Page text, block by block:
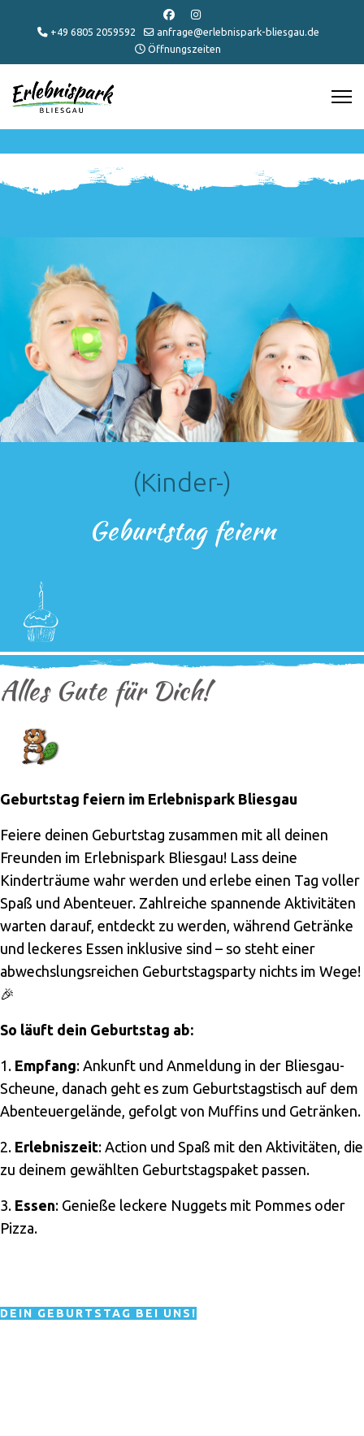
+49 6805 2059592
anfrage@erlebnispark-bliesgau.de
Öffnungszeiten
(Kinder-)
Geburtstag feiern
Alles Gute für Dich!
Geburtstag feiern im Erlebnispark Bliesgau
Feiere deinen Geburtstag zusammen mit all deinen
Freunden im Erlebnispark Bliesgau! Lass deine
Kinderträume wahr werden und erlebe einen Tag voller
Spaß und Abenteuer. Zahlreiche spannende Aktivitäten
warten darauf, entdeckt zu werden, während Getränke
und leckeres Essen inklusive sind – so steht einer
abwechslungsreichen Geburtstagsparty nichts im Wege!
🎉
So läuft dein Geburtstag ab:
1. Empfang: Ankunft und Anmeldung in der Bliesgau-
Scheune, danach geht es zum Geburtstagstisch auf dem
Abenteuergelände, gefolgt von Muffins und Getränken.
2. Erlebniszeit: Action und Spaß mit den Aktivitäten, die
zu deinem gewählten Geburtstagspaket passen.
3. Essen: Genieße leckere Nuggets mit Pommes oder
Pizza.
DEIN GEBURTSTAG BEI UNS!